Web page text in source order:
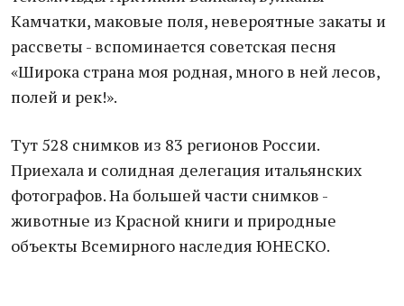
Камчатки, маковые поля, невероятные закаты и
рассветы - вспоминается советская песня
«Широка страна моя родная, много в ней лесов,
полей и рек!».
Тут 528 снимков из 83 регионов России.
Приехала и солидная делегация итальянских
фотографов. На большей части снимков -
животные из Красной книги и природные
объекты Всемирного наследия ЮНЕСКО.